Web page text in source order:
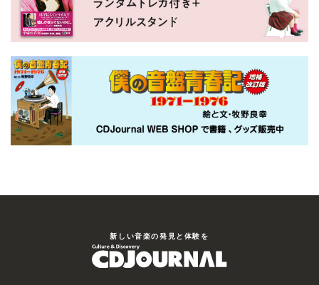
新しい⾳楽の発⾒と体験を